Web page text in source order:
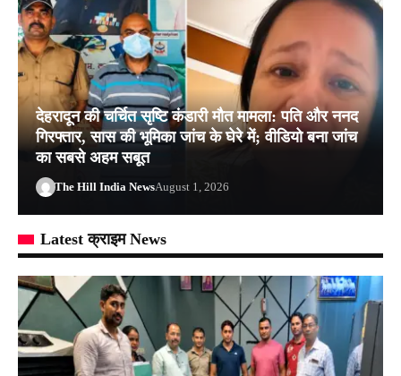
देहरादून की चर्चित सृष्टि कंडारी मौत मामला: पति और ननद
गिरफ्तार, सास की भूमिका जांच के घेरे में; वीडियो बना जांच
का सबसे अहम सबूत
The Hill India NewsAugust 1, 2026
Latest क्राइम News